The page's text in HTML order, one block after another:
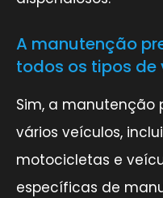
A manutenção
todos os tipos de
Sim, a manutenção
vários veículos,
motocicletas e
específicas de